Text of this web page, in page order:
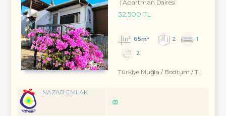
Apartman Dairesi
32,500 TL
65m² 2
1
2
Türkiye Muğla / Bodrum / Turgutreis
NAZAR EMLAK